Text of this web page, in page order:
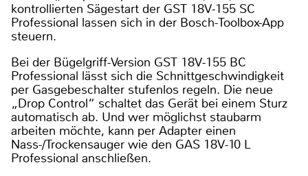
kontrollierten Sägestart der GST 18V-155 SC
Professional lassen sich in der Bosch-Toolbox-App
steuern.
Bei der Bügelgriff-Version GST 18V-155 BC
Professional lässt sich die Schnittgeschwindigkeit
per Gasgebeschalter stufenlos regeln. Die neue
„Drop Control“ schaltet das Gerät bei einem Sturz
automatisch ab. Und wer möglichst staubarm
arbeiten möchte, kann per Adapter einen
Nass-/Trockensauger wie den GAS 18V-10 L
Professional anschließen.